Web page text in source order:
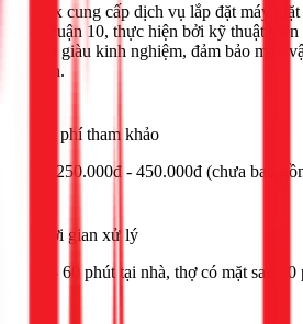
1Fix cung cấp dịch vụ lắp đặt máy
ở Quận 10, thực hiện bởi kỹ thuật
ngũ giàu kinh nghiệm, đảm bảo máy
toàn.
Chi phí tham khảo
Từ 250.000đ - 450.000đ (chưa bao
Thời gian xử lý
30 - 60 phút tại nhà, thợ có mặt sau